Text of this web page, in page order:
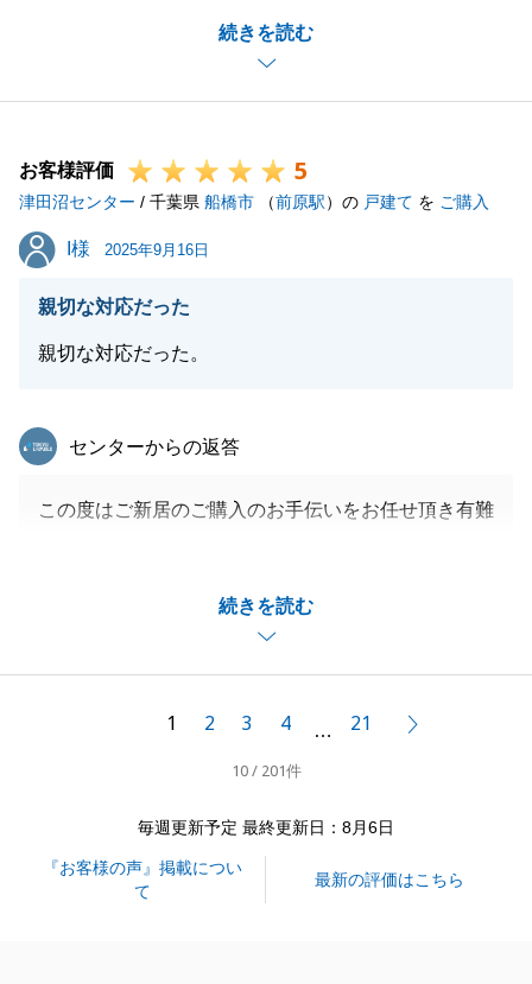
続きを読む
協力いただきありがとうございました。
無事にご自宅のお買い換えが完了しましたことをお礼
申し上げます。
お気軽にご相談ください。
お客様評価 5
津田沼センター / 千葉県 船橋市 （前原駅）の 戸建て を ご購入
I様
I様 2025年9月16日
親切な対応だった
親切な対応だった。
続きを読む
東急リバブル
センターからの返答
この度はご新居のご購入のお手伝いをお任せ頂き有難
ズなお取引が出来たかと安堵しております。
また何かお困りごとがございましたら、何なりとお気
軽にご相談下さい。
1 2 3 4 … 21
10 / 201件
毎週更新予定 最終更新日：8月6日
『お客様の声』掲載につい
て
最新の評価はこちら